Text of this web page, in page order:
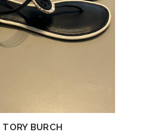
TORY BURCH